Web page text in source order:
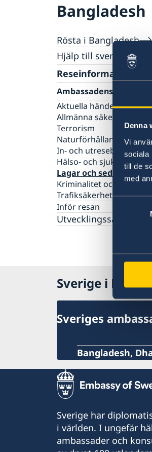
Denna
Vi
sociala
till de
med
Bangladesh
Rösta i Bangladesh
Hjälp till svenskar i
Rösta i Bangladesh
Avgifter
Medborgaskap
Pass i Bangladesh
Samordningsnummer /
Bangladesh
Körkort
Förlust av pass
Pass för vuxna
Pass för barn
Provisoriskt pass
Gifta sig utomlands i
Legaliseringar
Reseinformation
Ambassadens
Aktuella händelser
Allmänna säkerhetsläget
Terrorism
Naturförhållanden och
In- och
Hälso- och sjukvård
Lagar och sedvänjor
Kriminalitet och
Trafiksäkerhet
Inför resan
Sverige i
Sveriges
Bangladesh,
Sverige har
i världen. I ungefär
ambassader och